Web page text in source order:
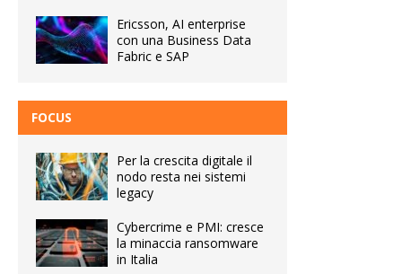
Ericsson, AI enterprise
con una Business Data
Fabric e SAP
FOCUS
Per la crescita digitale il
nodo resta nei sistemi
legacy
Cybercrime e PMI: cresce
la minaccia ransomware
in Italia